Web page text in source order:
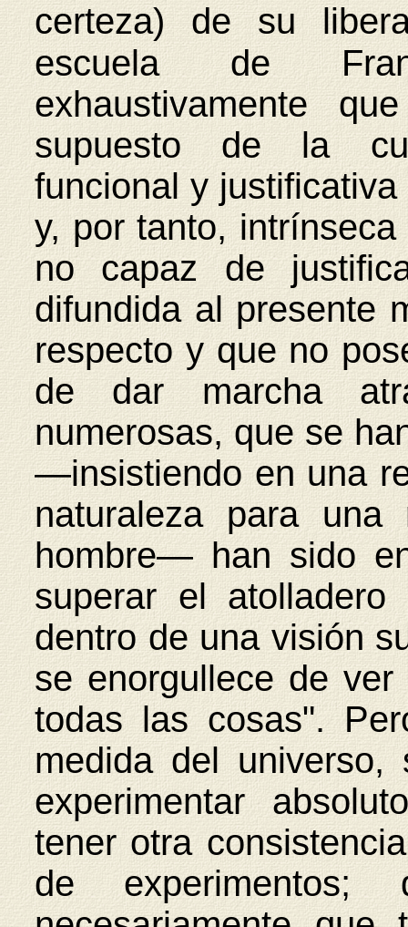
certeza) de su
escuela de
exhaustivamente
supuesto de la
funcional y
y, por tanto,
no capaz de
difundida al presente
respecto y que no
de dar marcha
numerosas, que se
—insistiendo en una
naturaleza para una
hombre— han sido
superar el
dentro de una visión
se enorgullece de
todas las cosas".
medida del
experimentar
tener otra
de